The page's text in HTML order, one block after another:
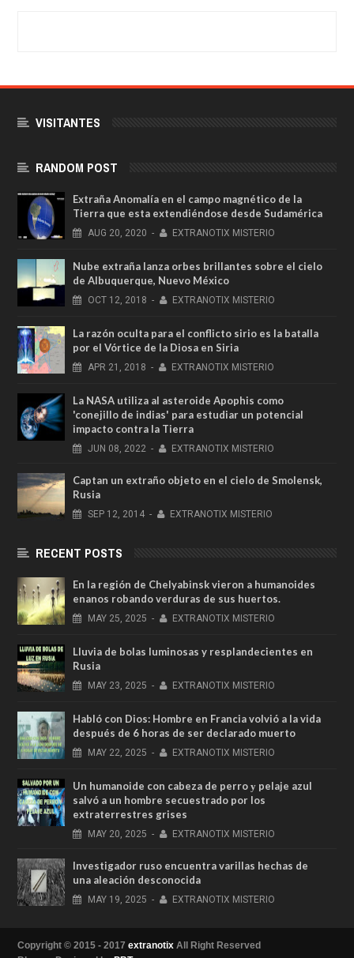
VISITANTES
RANDOM POST
Extraña Anomalía en el campo magnético de la
Tierra que esta extendiéndose desde Sudamérica
AUG 20, 2020 - EXTRANOTIX MISTERIO
Nube extraña lanza orbes brillantes sobre el cielo
de Albuquerque, Nuevo México
OCT 12, 2018 - EXTRANOTIX MISTERIO
La razón oculta para el conflicto sirio es la batalla
por el Vórtice de la Diosa en Siria
APR 21, 2018 - EXTRANOTIX MISTERIO
La NASA utiliza al asteroide Apophis como
'conejillo de indias' para estudiar un potencial
impacto contra la Tierra
JUN 08, 2022 - EXTRANOTIX MISTERIO
Captan un extraño objeto en el cielo de Smolensk,
Rusia
SEP 12, 2014 - EXTRANOTIX MISTERIO
RECENT POSTS
En la región de Chelyabinsk vieron a humanoides
enanos robando verduras de sus huertos.
MAY 25, 2025 - EXTRANOTIX MISTERIO
Lluvia de bolas luminosas y resplandecientes en
Rusia
MAY 23, 2025 - EXTRANOTIX MISTERIO
Habló con Dios: Hombre en Francia volvió a la vida
después de 6 horas de ser declarado muerto
MAY 22, 2025 - EXTRANOTIX MISTERIO
Un humanoide con cabeza de perro у pelaje azul
salvó a un hombre secuestrado por los
extraterrestres grises
MAY 20, 2025 - EXTRANOTIX MISTERIO
Investigador ruso encuentra varillas hechas de
una aleación desconocida
MAY 19, 2025 - EXTRANOTIX MISTERIO
Copyright © 2015 - 2017 extranotix All Right Reserved